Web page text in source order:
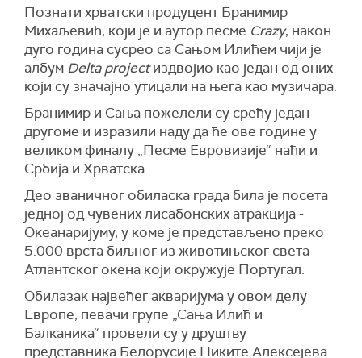
Познати хрватски продуцент Бранимир
Михаљевић, који је и аутор песме Crazy, након
дуго година сусрео са Сањом Илићем чији је
албум Delta projectиздвојио као један од оних
који су значајно утицали на њега као музичара.
Бранимир и Сања пожелели су срећу један
другоме и изразили наду да ће ове године у
великом финалу „Песме Евровизије“ наћи и
Србија и Хрватска.
Део званичног обиласка града била је посета
једној од чувених лисабонских атракција -
Океанаријуму, у коме је представљено преко
5.000 врста биљног из животињског света
Атлантског окена који окружује Португал.
Обилазак највећег акваријума у овом делу
Европе, певачи групе „Сања Илић и
Балканикa“ провели су у друштву
представника Белорусије Никите Алексејева